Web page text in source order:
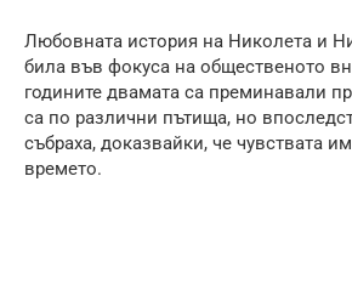
Любовната история на Николета и
била във фокуса на общественото
годините двамата са преминавали
са по различни пътища, но
събраха, доказвайки, че чувствата
времето.